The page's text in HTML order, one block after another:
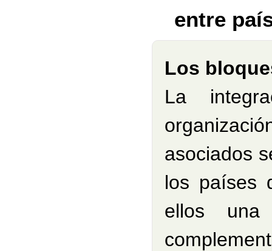
entre
Los
La
asociados
los países
ellos